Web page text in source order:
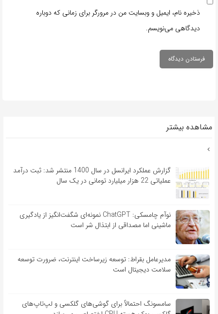
ذخیره نام، ایمیل و وبسایت من در مرورگر برای زمانی که دوباره
دیدگاهی می‌نویسم.
مشاهده بیشتر
گزارش عملکرد ایرانسل در سال 1400 منتشر شد: ثبت درآمد
عملیاتی 22 هزار میلیارد تومانی در یک سال
نوآم چامسکی: ChatGPT نمونه‌ای شگفت‌انگیز از یادگیری
ماشینی اما مصداقی از ابتذال شر است
مدیرعامل بقراط: توسعه زیرساخت اینترنت، ضرورت توسعه
سلامت دیجیتال است
سامسونگ احتمالاً برای گوشی‌های گلکسی و لپ‌تاپ‌های